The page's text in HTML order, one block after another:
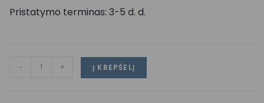
Pristatymo terminas: 3-5 d. d.
- + Į KREPŠELĮ